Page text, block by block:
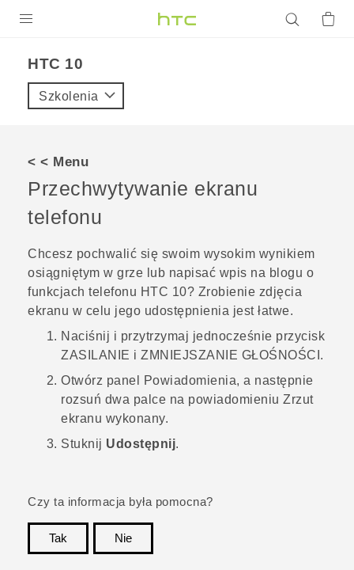
VIVE
VIVERSE
POMOC TECHNICZNA
Urządzenia i akcesoria HTC
Zaloguj się
HTC 10‎
Szkolenia
< < Menu
Przechwytywanie ekranu
telefonu
Chcesz pochwalić się swoim wysokim wynikiem
osiągniętym w grze lub napisać wpis na blogu o
funkcjach telefonu HTC 10? Zrobienie zdjęcia
ekranu w celu jego udostępnienia jest łatwe.
Naciśnij i przytrzymaj jednocześnie przycisk
ZASILANIE i ZMNIEJSZANIE GŁOŚNOŚCI .
Otwórz panel Powiadomienia, a następnie
rozsuń dwa palce na powiadomieniu Zrzut
ekranu wykonany.
Stuknij Udostępnij.
Czy ta informacja była pomocna?
Tak
Nie